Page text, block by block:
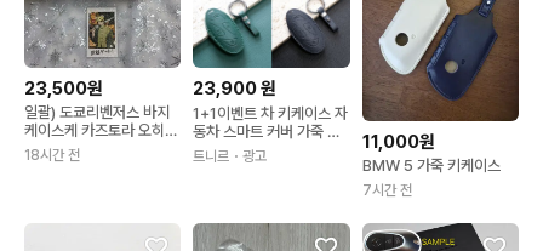
23,500원
일괄) 도쿄리벤저스 바지
케이스케 카즈토라 오히루
네코 고양이 피규어 차이
나타운 체키
18시간 전
23,900원
1+1이벤트 차 키케이스 자
동차 스마트 커버 가죽 키
홀더 트니르
트니르 ・광고
11,000원
BMW 5 가죽 키케이스
7시간 전